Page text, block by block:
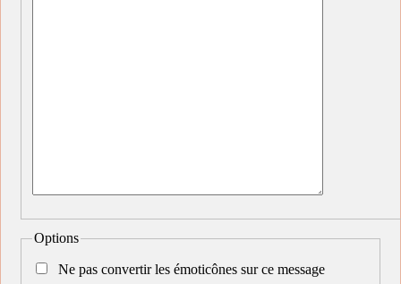
Options
Ne pas convertir les émoticônes sur ce message